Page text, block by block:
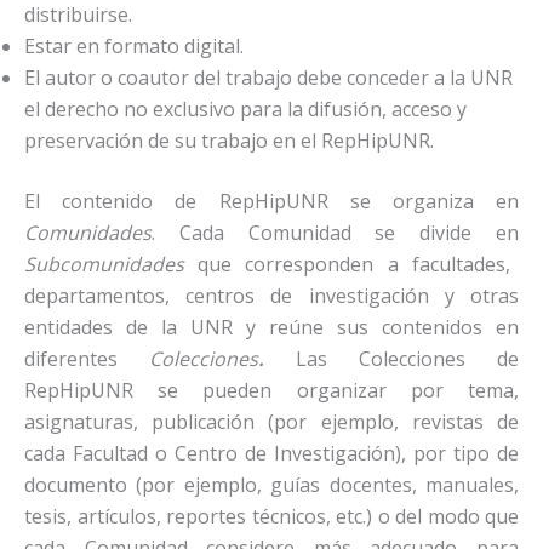
distribuirse.
Estar en formato digital.
El autor o coautor del trabajo debe conceder a la UNR
el derecho no exclusivo para la difusión, acceso y
preservación de su trabajo en el RepHipUNR.
El contenido de RepHipUNR se organiza en
Comunidades. Cada Comunidad se divide en
Subcomunidadesque corresponden a facultades,
departamentos, centros de investigación y otras
entidades de la UNR y reúne sus contenidos en
diferentes
Colecciones. Las Colecciones de
RepHipUNR se pueden organizar por tema,
asignaturas, publicación (por ejemplo, revistas de
cada Facultad o Centro de Investigación), por tipo de
documento (por ejemplo, guías docentes, manuales,
tesis, artículos, reportes técnicos, etc.) o del modo que